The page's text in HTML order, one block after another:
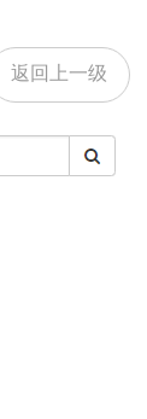
返回上一级